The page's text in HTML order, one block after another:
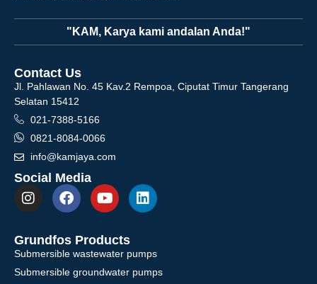
"KAM, Karya kami andalan Anda!"
Contact Us
Jl. Pahlawan No. 45 Kav.2 Rempoa, Ciputat Timur Tangerang
Selatan 15412
021-7388-5166
0821-8084-0066
info@kamjaya.com
Social Media
Grundfos Products
Submersible wastewater pumps
Submersible groundwater pumps